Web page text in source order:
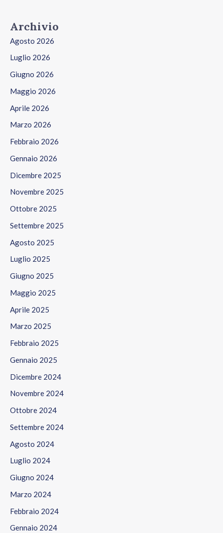
Archivio
Agosto 2026
Luglio 2026
Giugno 2026
Maggio 2026
Aprile 2026
Marzo 2026
Febbraio 2026
Gennaio 2026
Dicembre 2025
Novembre 2025
Ottobre 2025
Settembre 2025
Agosto 2025
Luglio 2025
Giugno 2025
Maggio 2025
Aprile 2025
Marzo 2025
Febbraio 2025
Gennaio 2025
Dicembre 2024
Novembre 2024
Ottobre 2024
Settembre 2024
Agosto 2024
Luglio 2024
Giugno 2024
Marzo 2024
Febbraio 2024
Gennaio 2024